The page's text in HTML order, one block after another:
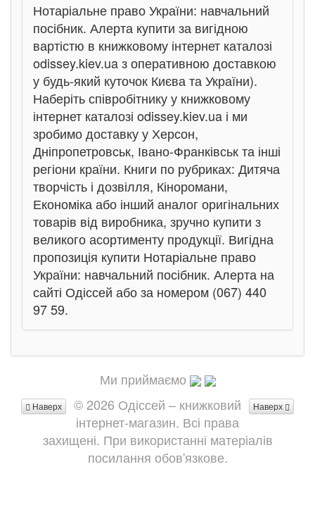
Нотаріальне право України: навчальний
посібник. Алерта купити за вигідною
вартістю в книжковому інтернет каталозі
odissey.kiev.ua з оперативною доставкою
у будь-який куточок Києва та України).
Наберіть співробітнику у книжковому
інтернет каталозі odissey.kiev.ua і ми
зробимо доставку у Херсон,
Дніпропетровськ, Івано-Франківськ та інші
регіони країни. Книги по рубриках: Дитяча
творчість і дозвілля, Кіноромани,
Економіка або інший аналог оригінальних
товарів від виробника, зручно купити з
великого асортименту продукції. Вигідна
пропозиція купити Нотаріальне право
України: навчальний посібник. Алерта на
сайті Одіссей або за номером (067) 440
97 59.
Ми приймаємо
Наверх
Наверх
© 2026 Одіссей – книжковий
інтернет-магазин. Всі права
захищені. При використанні матеріалів
посилання обов'язкове.